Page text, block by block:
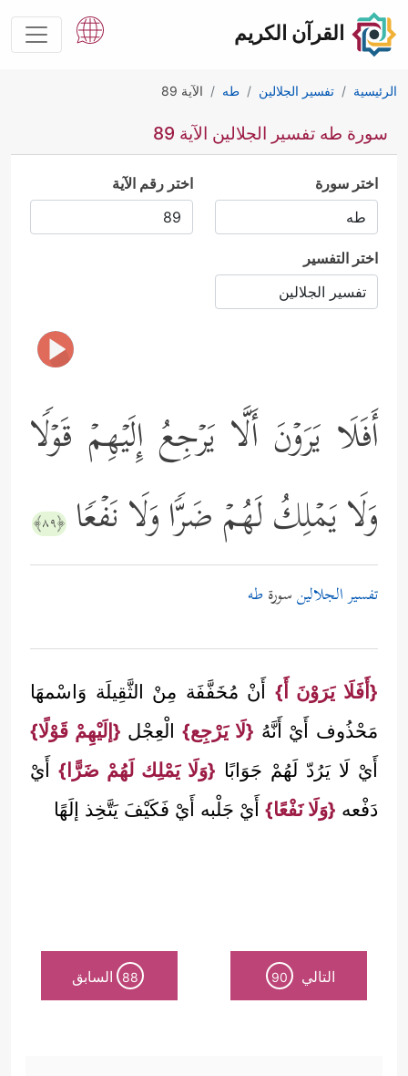
القرآن الكريم
الرئيسية تفسير الجلالين طه الآية 89
سورة طه تفسير الجلالين الآية 89
اختر سورة اختر رقم الآية
اختر التفسير
أَفَلَا یَرَوۡنَ أَلَّا یَرۡجِعُ إِلَیۡهِمۡ قَوۡلࣰا
وَلَا یَمۡلِكُ لَهُمۡ ضَرࣰّا وَلَا نَفۡعࣰا ﴿٨٩﴾
تفسير الجلالينسورة طه
{أَفَلَا يَرَوْنَ أَ} أَنْ مُخَفَّفَة مِنْ الثَّقِيلَة وَاسْمهَا
مَحْذُوف أَيْ أَنَّهُ {لَا يَرْجِع}الْعِجْل {إلَيْهِمْ قَوْلًا}
أَيْ لَا يَرُدّ لَهُمْ جَوَابًا {وَلَا يَمْلِك لَهُمْ ضَرًّا} أَيْ
دَفْعه {وَلَا نَفْعًا} أَيْ جَلْبه أَيْ فَكَيْفَ يَتَّخِذ إلَهًا
التالي 90
88 السابق